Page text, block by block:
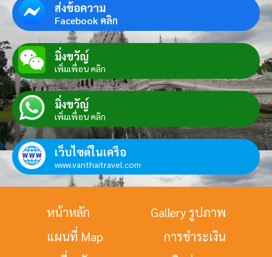
ส่งข้อความ
Facebook คลิก
มิ่งขวัญ์
เพิ่มเพื่อน คลิก
มิ่งขวัญ์
เพิ่มเพื่อน คลิก
เว็บไซต์ในเครือ
www.vanthaitravel.com
หน้าหลัก
Gallery รูปภาพ
แผนที่ Map
การชำระเงิน